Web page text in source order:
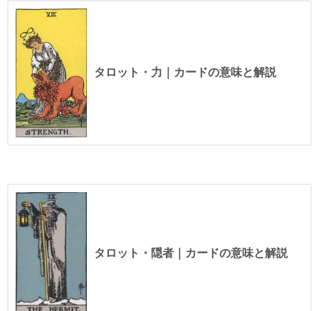
タロット・力｜カードの意味と解説
タロット・隠者｜カードの意味と解説